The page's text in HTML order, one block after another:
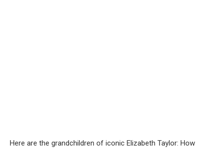
Here are the grandchildren of iconic Elizabeth Taylor: How